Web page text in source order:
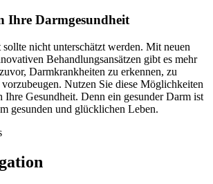
Ihre Darmgesundheit
nicht unterschätzt werden. Mit neuen
Behandlungsansätzen gibt es mehr
Darmkrankheiten zu erkennen, zu
Nutzen Sie diese Möglichkeiten
Ihre Gesundheit. Denn ein gesunder Darm ist
gesunden und glücklichen Leben.